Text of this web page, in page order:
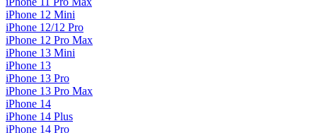
iPhone 12 Mini
iPhone 12/12 Pro
iPhone 12 Pro Max
iPhone 13 Mini
iPhone 13
iPhone 13 Pro
iPhone 13 Pro Max
iPhone 14
iPhone 14 Plus
iPhone 14 Pro